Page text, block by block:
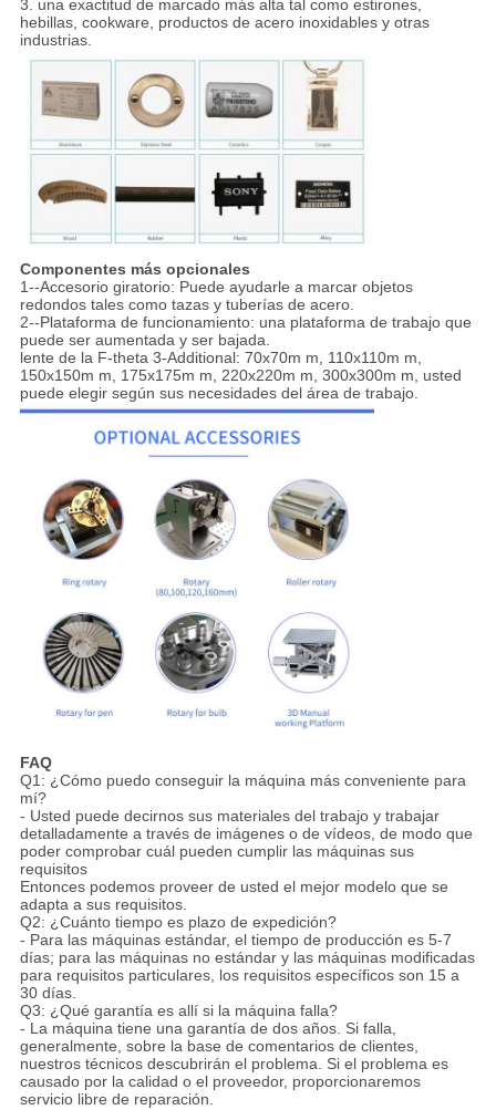
3. una exactitud de marcado más alta tal como estirones,
hebillas, cookware, productos de acero inoxidables y otras
industrias.
Componentes más opcionales
1--Accesorio giratorio: Puede ayudarle a marcar objetos
redondos tales como tazas y tuberías de acero.
2--Plataforma de funcionamiento: una plataforma de trabajo que
puede ser aumentada y ser bajada.
lente de la F-theta 3-Additional: 70x70m m, 110x110m m,
150x150m m, 175x175m m, 220x220m m, 300x300m m, usted
puede elegir según sus necesidades del área de trabajo.
FAQ
Q1: ¿Cómo puedo conseguir la máquina más conveniente para
mí?
- Usted puede decirnos sus materiales del trabajo y trabajar
detalladamente a través de imágenes o de vídeos, de modo que
poder comprobar cuál pueden cumplir las máquinas sus
requisitos
Entonces podemos proveer de usted el mejor modelo que se
adapta a sus requisitos.
Q2: ¿Cuánto tiempo es plazo de expedición?
- Para las máquinas estándar, el tiempo de producción es 5-7
días; para las máquinas no estándar y las máquinas modificadas
para requisitos particulares, los requisitos específicos son 15 a
30 días.
Q3: ¿Qué garantía es allí si la máquina falla?
- La máquina tiene una garantía de dos años. Si falla,
generalmente, sobre la base de comentarios de clientes,
nuestros técnicos descubrirán el problema. Si el problema es
causado por la calidad o el proveedor, proporcionaremos
servicio libre de reparación.